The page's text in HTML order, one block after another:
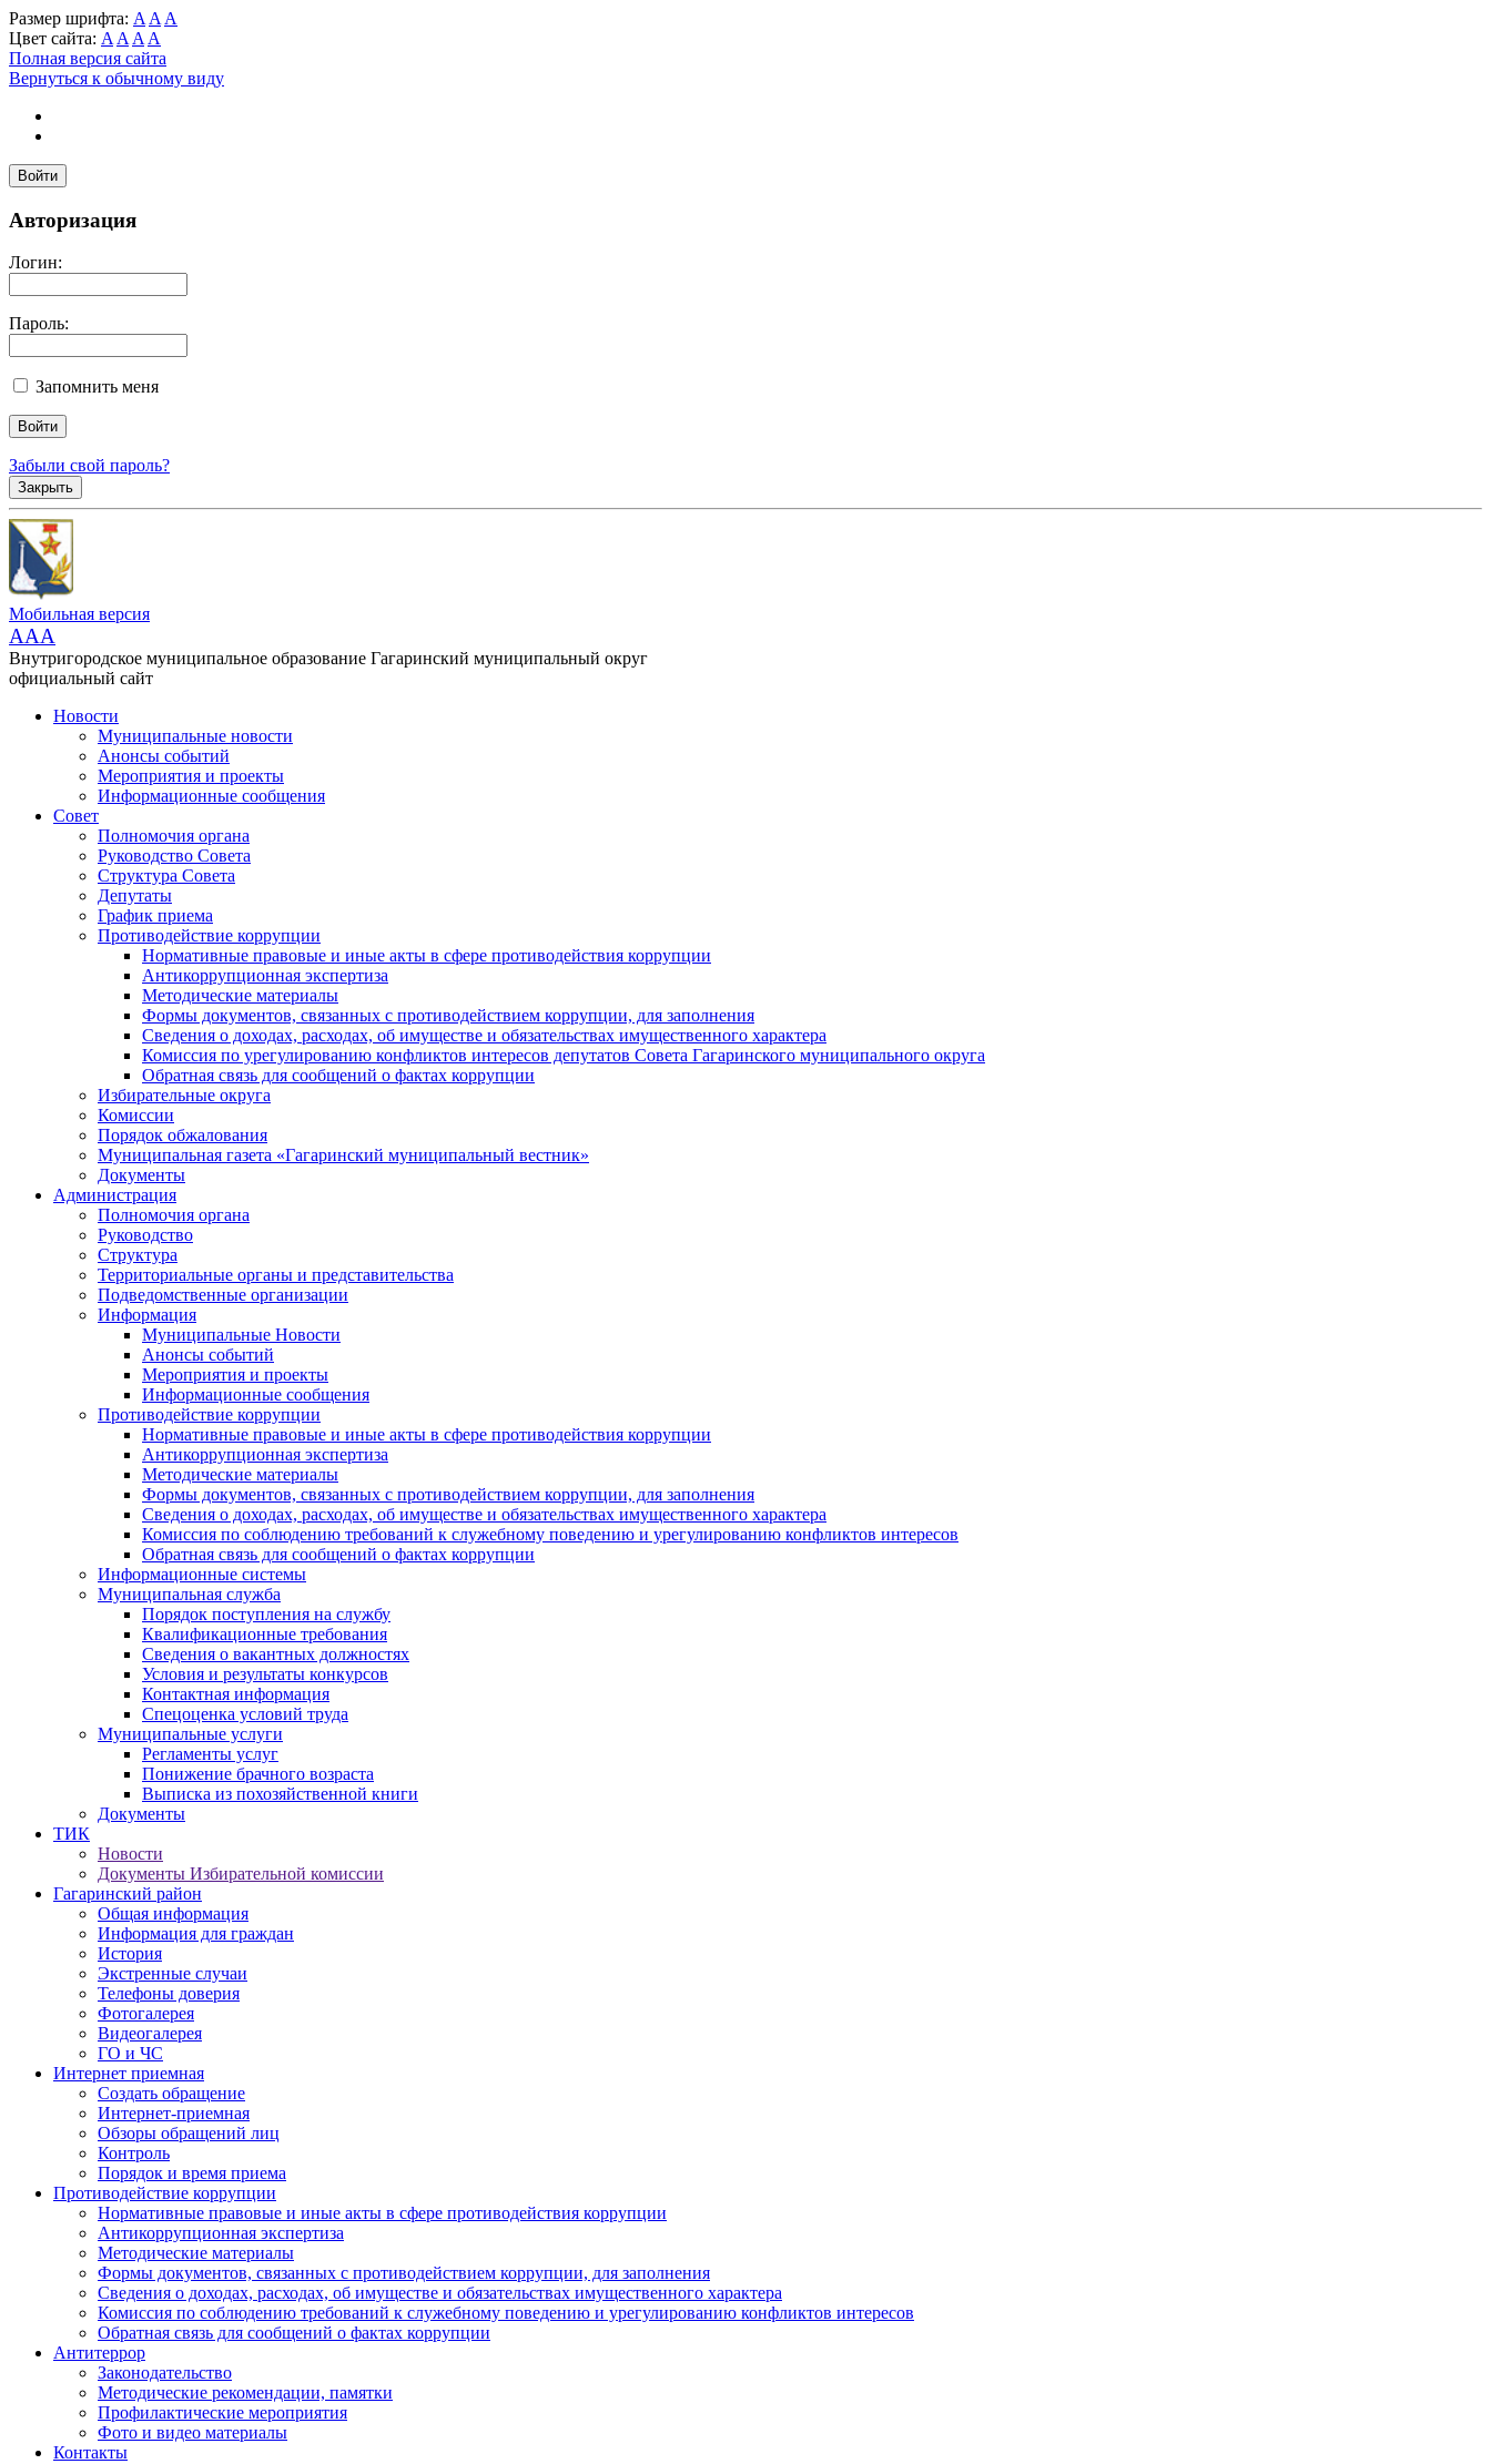
Размер шрифта: A A A
Цвет сайта: A A A A
Полная версия сайта
Вернуться к обычному виду
Войти
Авторизация
Логин:
Пароль:
Запомнить меня
Забыли свой пароль?
Закрыть
Мобильная версия
AAA
Внутригородское муниципальное образование Гагаринский муниципальный округ
официальный сайт
Новости
Муниципальные новости
Анонсы событий
Мероприятия и проекты
Информационные сообщения
Совет
Полномочия органа
Руководство Совета
Структура Совета
Депутаты
График приема
Противодействие коррупции
Нормативные правовые и иные акты в сфере противодействия коррупции
Антикоррупционная экспертиза
Методические материалы
Формы документов, связанных с противодействием коррупции, для заполнения
Сведения о доходах, расходах, об имуществе и обязательствах имущественного характера
Комиссия по урегулированию конфликтов интересов депутатов Совета Гагаринского муниципального округа
Обратная связь для сообщений о фактах коррупции
Избирательные округа
Комиссии
Порядок обжалования
Муниципальная газета «Гагаринский муниципальный вестник»
Документы
Администрация
Полномочия органа
Руководство
Структура
Территориальные органы и представительства
Подведомственные организации
Информация
Муниципальные Новости
Анонсы событий
Мероприятия и проекты
Информационные сообщения
Противодействие коррупции
Нормативные правовые и иные акты в сфере противодействия коррупции
Антикоррупционная экспертиза
Методические материалы
Формы документов, связанных с противодействием коррупции, для заполнения
Сведения о доходах, расходах, об имуществе и обязательствах имущественного характера
Комиссия по соблюдению требований к служебному поведению и урегулированию конфликтов интересов
Обратная связь для сообщений о фактах коррупции
Информационные системы
Муниципальная служба
Порядок поступления на службу
Квалификационные требования
Сведения о вакантных должностях
Условия и результаты конкурсов
Контактная информация
Спецоценка условий труда
Муниципальные услуги
Регламенты услуг
Понижение брачного возраста
Выписка из похозяйственной книги
Документы
ТИК
Новости
Документы Избирательной комиссии
Гагаринский район
Общая информация
Информация для граждан
История
Экстренные случаи
Телефоны доверия
Фотогалерея
Видеогалерея
ГО и ЧС
Интернет приемная
Создать обращение
Интернет-приемная
Обзоры обращений лиц
Контроль
Порядок и время приема
Противодействие коррупции
Нормативные правовые и иные акты в сфере противодействия коррупции
Антикоррупционная экспертиза
Методические материалы
Формы документов, связанных с противодействием коррупции, для заполнения
Сведения о доходах, расходах, об имуществе и обязательствах имущественного характера
Комиссия по соблюдению требований к служебному поведению и урегулированию конфликтов интересов
Обратная связь для сообщений о фактах коррупции
Антитеррор
Законодательство
Методические рекомендации, памятки
Профилактические мероприятия
Фото и видео материалы
Контакты